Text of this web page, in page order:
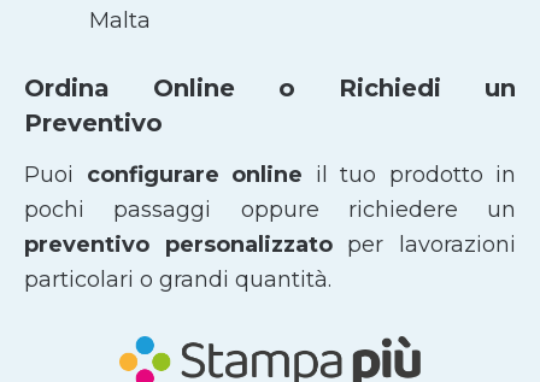
Malta
Ordina Online o Richiedi un
Preventivo
Puoi configurare online il tuo prodotto in
pochi passaggi oppure richiedere un
preventivo personalizzatoper lavorazioni
particolari o grandi quantità.